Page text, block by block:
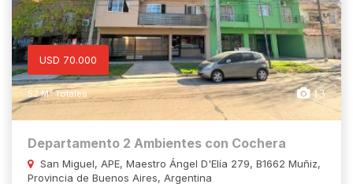
USD 70.000
52 M² Totales 13
Departamento 2 Ambientes con Cochera
San Miguel, APE, Maestro Ángel D'Elía 279, B1662 Muñiz,
Provincia de Buenos Aires, Argentina